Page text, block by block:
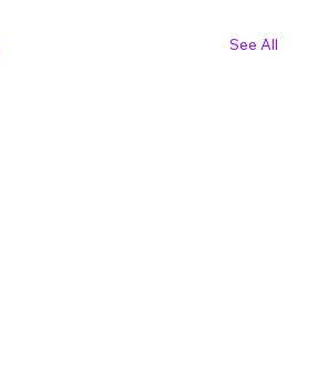
See All